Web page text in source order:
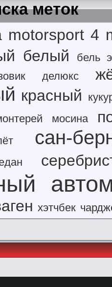
меток
motorsport 4
белый бель
делюкс
красный
мосина
сан-
хэтчбек